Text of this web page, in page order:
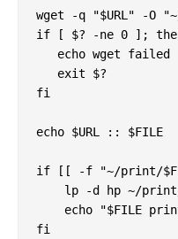
wget -q "$URL" -O
if [ $? -ne 0 ];
fi
echo $URL :: $FILE
if [[ -f "~/print/
fi